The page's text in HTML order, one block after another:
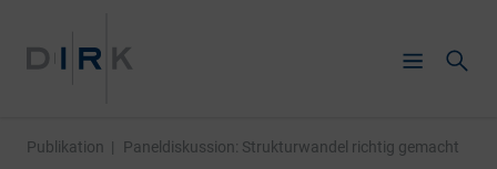
Publikation | Paneldiskussion: Strukturwandel richtig gemacht